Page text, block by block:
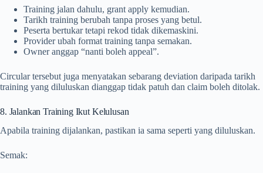
Training jalan dahulu, grant apply kemudian.
Tarikh training berubah tanpa proses yang betul.
Peserta bertukar tetapi rekod tidak dikemaskini.
Provider ubah format training tanpa semakan.
Owner anggap “nanti boleh appeal”.
Circular tersebut juga menyatakan sebarang deviation daripada tarikh
training yang diluluskan dianggap tidak patuh dan claim boleh ditolak.
8. Jalankan Training Ikut Kelulusan
Apabila training dijalankan, pastikan ia sama seperti yang diluluskan.
Semak: